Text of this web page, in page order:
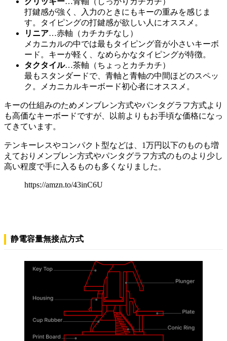
打鍵感が強く、入力のときにもキーの重みを感じま
す。タイピングの打鍵感が欲しい人にオススメ。
リニア…赤軸（カチカチなし）
メカニカルの中では最もタイピング音が小さいキーボ
ード。キーが軽く、なめらかなタイピングが特徴。
タクタイル…茶軸（ちょっとカチカチ）
最もスタンダードで、青軸と青軸の中間ほどのスペッ
ク。メカニカルキーボード初心者にオススメ。
キーの仕組みのためメンブレン方式やパンタグラフ方式より
も高価なキーボードですが、以前よりもお手頃な価格になっ
てきています。
テンキーレスやコンパクト型などは、1万円以下のものも増
えておりメンブレン方式やパンタグラフ方式のものより少し
高い程度で手に入るものも多くなりました。
https://amzn.to/43inC6U
静電容量無接点方式